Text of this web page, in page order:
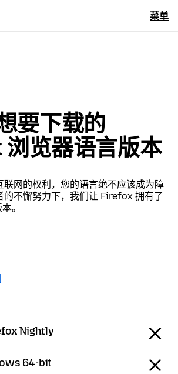
菜单
要下载的
览器语言版本
联网的权利，您的语言绝不应该成为障
的不懈努力下，我们让 Firefox 拥有了
。
Nightly
64-bit